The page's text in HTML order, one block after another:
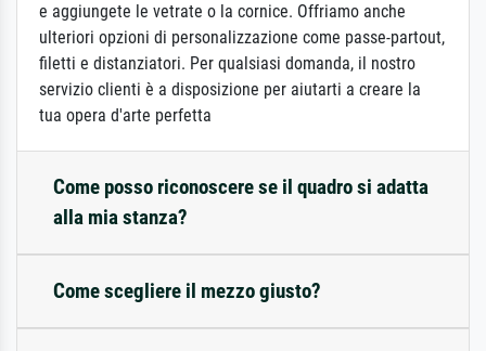
e aggiungete le vetrate o la cornice. Offriamo anche
ulteriori opzioni di personalizzazione come passe-partout,
filetti e distanziatori. Per qualsiasi domanda, il nostro
servizio clienti è a disposizione per aiutarti a creare la
tua opera d'arte perfetta
Come posso riconoscere se il quadro si adatta
alla mia stanza?
Come scegliere il mezzo giusto?